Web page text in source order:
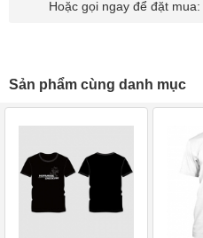
Hoặc gọi ngay để đặt mua:
Sản phẩm cùng danh mục